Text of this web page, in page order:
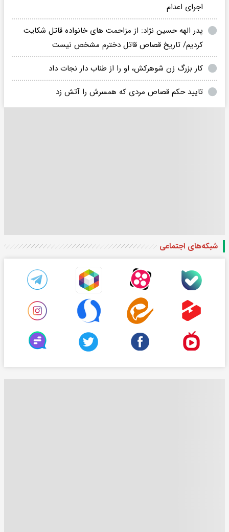
اجرای اعدام
پدر الهه حسین‌ نژاد: از مزاحمت های خانواده قاتل شکایت
کردیم/ تاریخ قصاص قاتل دخترم مشخص نیست
کار بزرگ زن شوهرکش، او را از طناب دار نجات داد
تایید حکم قصاص مردی که همسرش را آتش زد
شبکه‌های اجتماعی